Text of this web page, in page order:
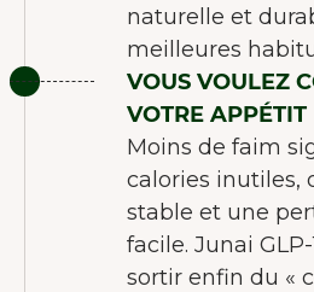
naturelle et
meilleures
VOUS VOULEZ
VOTRE APPÉTIT
Moins de faim
calories inutiles,
stable et une
facile. Junai
sortir enfin du «